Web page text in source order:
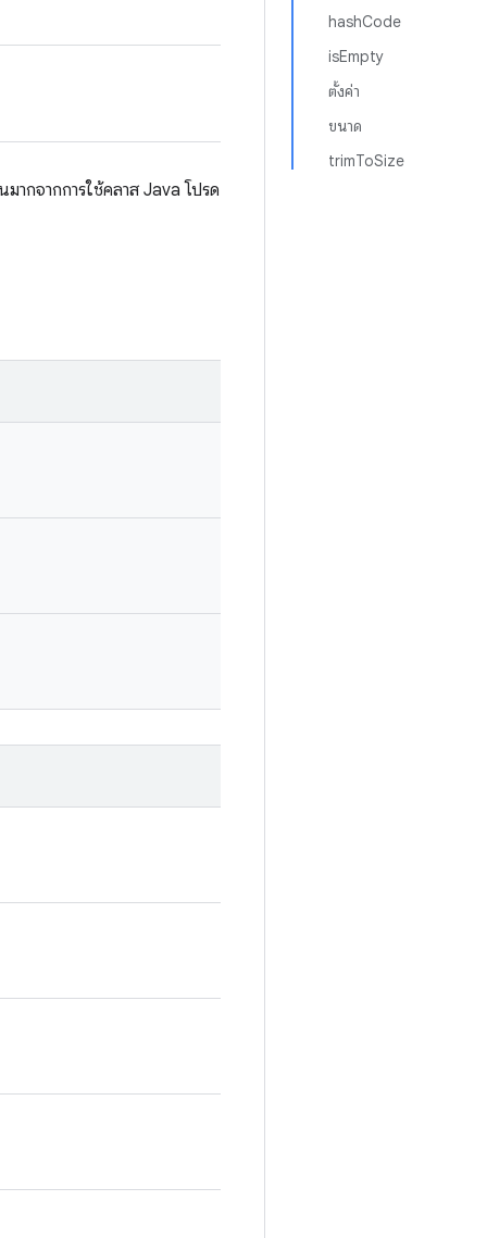
hashCode
isEmpty
ตั้งค่า
ขนาด
trimToSize
กจากการใช้คลาส Java โปรด